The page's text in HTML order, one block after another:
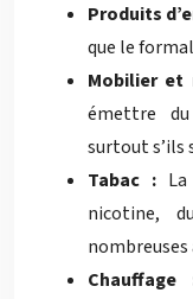
Produits
que le
Mobilier et
émettre du
surtout s’ils
Tabac :
nicotine,
Chauffage